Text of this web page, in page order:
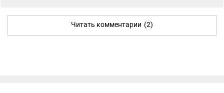
Читать комментарии (2)